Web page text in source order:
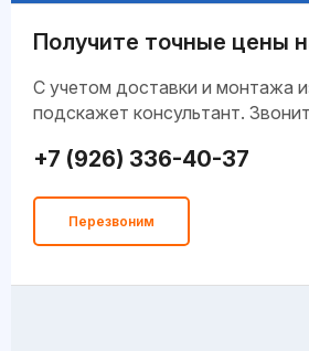
Получите точные цены
C учетом доставки и монтажа
подскажет консультант.
+7 (926) 336-40-37
Перезвоним